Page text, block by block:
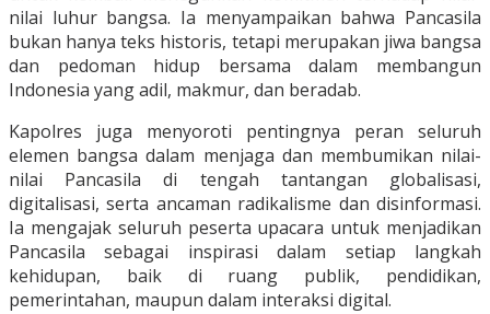
nilai luhur bangsa. Ia menyampaikan bahwa Pancasila
bukan hanya teks historis, tetapi merupakan jiwa bangsa
dan pedoman hidup bersama dalam membangun
Indonesia yang adil, makmur, dan beradab.
Kapolres juga menyoroti pentingnya peran seluruh
elemen bangsa dalam menjaga dan membumikan nilai-
nilai Pancasila di tengah tantangan globalisasi,
digitalisasi, serta ancaman radikalisme dan disinformasi.
Ia mengajak seluruh peserta upacara untuk menjadikan
Pancasila sebagai inspirasi dalam setiap langkah
kehidupan, baik di ruang publik, pendidikan,
pemerintahan, maupun dalam interaksi digital.